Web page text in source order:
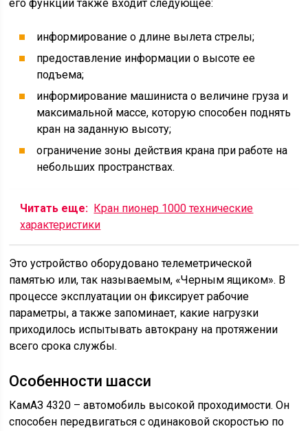
его функции также входит следующее:
информирование о длине вылета стрелы;
предоставление информации о высоте ее
подъема;
информирование машиниста о величине груза и
максимальной массе, которую способен поднять
кран на заданную высоту;
ограничение зоны действия крана при работе на
небольших пространствах.
Читать еще: Кран пионер 1000 технические
характеристики
Это устройство оборудовано телеметрической
памятью или, так называемым, «Черным ящиком». В
процессе эксплуатации он фиксирует рабочие
параметры, а также запоминает, какие нагрузки
приходилось испытывать автокрану на протяжении
всего срока службы.
Особенности шасси
КамАЗ 4320 – автомобиль высокой проходимости. Он
способен передвигаться с одинаковой скоростью по